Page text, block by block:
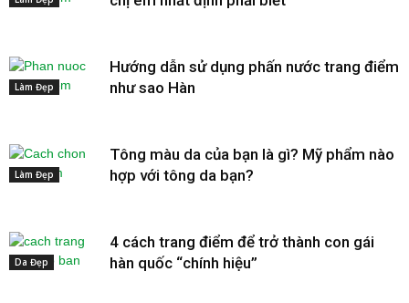
Làm Đẹp
Hướng dẫn sử dụng phấn nước trang điểm
như sao Hàn
Làm Đẹp
Tông màu da của bạn là gì? Mỹ phẩm nào
hợp với tông da bạn?
Da Đẹp
4 cách trang điểm để trở thành con gái
hàn quốc “chính hiệu”